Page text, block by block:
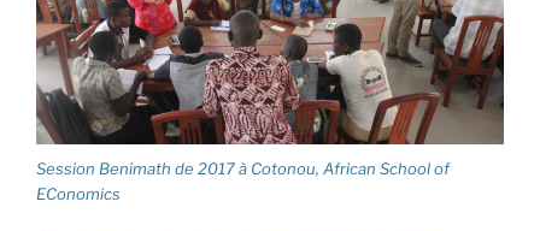
Session Benimath de 2017 à Cotonou, African School of
EConomics